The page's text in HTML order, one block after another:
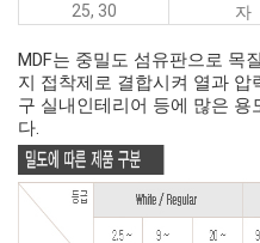
25, 30
자
MDF는 중밀도 섬유판으로 목
지 접착제로 결합시켜 열과
구 실내인테리어 등에 많은
다.